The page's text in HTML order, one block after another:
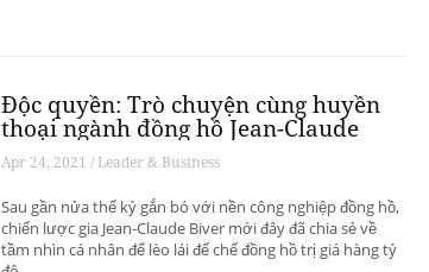
Độc quyền: Trò chuyện cùng huyền
thoại ngành đồng hồ Jean-Claude
Biver
Apr 24, 2021 / Leader & Business
Sau gần nửa thế kỷ gắn bó với nền công nghiệp đồng hồ,
chiến lược gia Jean-Claude Biver mới đây đã chia sẻ về
tầm nhìn cá nhân để lèo lái đế chế đồng hồ trị giá hàng tỷ